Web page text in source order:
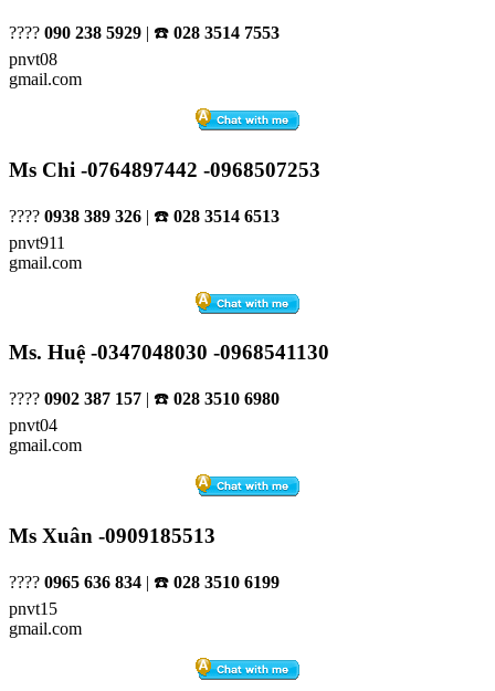
???? 090 238 5929 | ☎️ 028 3514 7553
pnvt08
gmail.com
Ms Chi -0764897442 -0968507253
???? 0938 389 326 | ☎️ 028 3514 6513
pnvt911
gmail.com
Ms. Huệ -0347048030 -0968541130
???? 0902 387 157 | ☎️ 028 3510 6980
pnvt04
gmail.com
Ms Xuân -0909185513
???? 0965 636 834 | ☎️ 028 3510 6199
pnvt15
gmail.com